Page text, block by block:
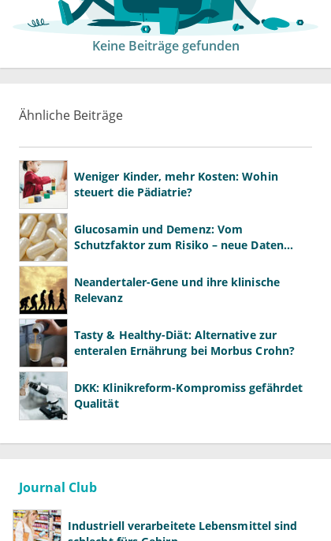
Keine Beiträge gefunden
Ähnliche Beiträge
Weniger Kinder, mehr Kosten: Wohin
steuert die Pädiatrie?
Glucosamin und Demenz: Vom
Schutzfaktor zum Risiko – neue Daten
Neandertaler-Gene und ihre klinische
Relevanz
Tasty & Healthy-Diät: Alternative zur
enteralen Ernährung bei Morbus Crohn?
DKK: Klinikreform-Kompromiss gefährdet
Qualität
Journal Club
Industriell verarbeitete Lebensmittel sind